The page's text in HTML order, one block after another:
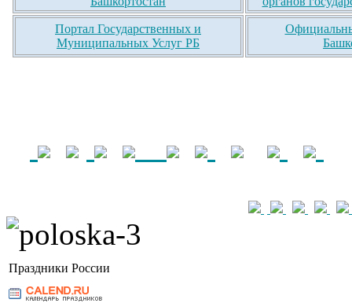
Портал Государственных и
Муниципальных Услуг РБ
Праздники России